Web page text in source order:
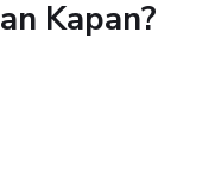
Kapan?